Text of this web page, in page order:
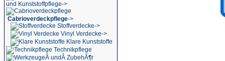
und Kunststoffpflege->
Cabrioverdeckpflege->
Stoffverdecke->
Vinyl Verdecke->
Klare Kunststoffe
Technikpflege